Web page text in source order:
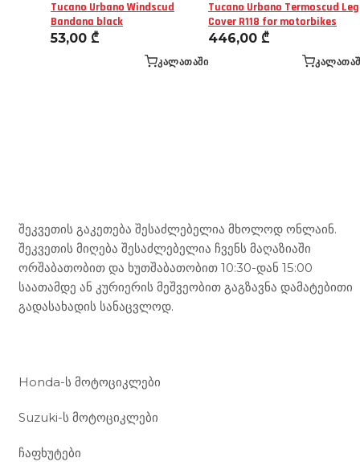
Tucano Urbano Windscud
Bandana black
53,00 ₾
ᲙᲐᲚᲐᲗᲐᲨᲘ
Tucano Urbano Termoscud Leg
Cover R118 for motorbikes
446,00 ₾
შეკვეთის გაკეთება შესაძლებელია მხოლოდ ონლაინ.
შეკვეთის მიღება შესაძლებელია ჩვენს მაღაზიაში
ორშაბათობით და ხუთშაბათობით 10:30-დან 15:00
საათამდე ან კურიერის მეშვეობით გაგზავნა დამატებითი
გადასახადის სანაცვლოდ.
Honda-ს მოტოციკლები
Suzuki-ს მოტოციკლები
ჩაფხუტები